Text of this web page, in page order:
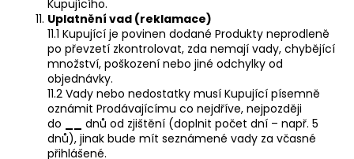
Kupujícího.
Uplatnění vad (reklamace)
11.1 Kupující je povinen dodané Produkty neprodleně
po převzetí zkontrolovat, zda nemají vady, chybějící
množství, poškození nebo jiné odchylky od
objednávky.
11.2 Vady nebo nedostatky musí Kupující písemně
oznámit Prodávajícímu co nejdříve, nejpozději
do __ dnů od zjištění (doplnit počet dní – např. 5
dnů), jinak bude mít seznámené vady za včasné
přihlášené.